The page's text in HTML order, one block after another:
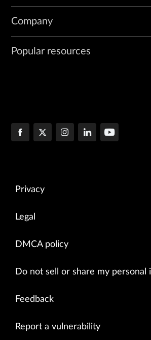
Company
Popular resources
Privacy
Legal
DMCA policy
Do not sell or share my personal
Feedback
Report a vulnerability